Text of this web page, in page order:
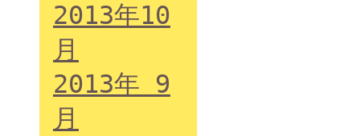
2013年10
月
2013年 9
月